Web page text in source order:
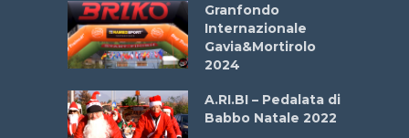
Granfondo
Internazionale
Gavia&Mortirolo
2024
A.RI.BI – Pedalata di
Babbo Natale 2022